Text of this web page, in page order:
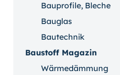
Bauprofile, Bleche
Bauglas
Bautechnik
Baustoff Magazin
Wärmedämmung